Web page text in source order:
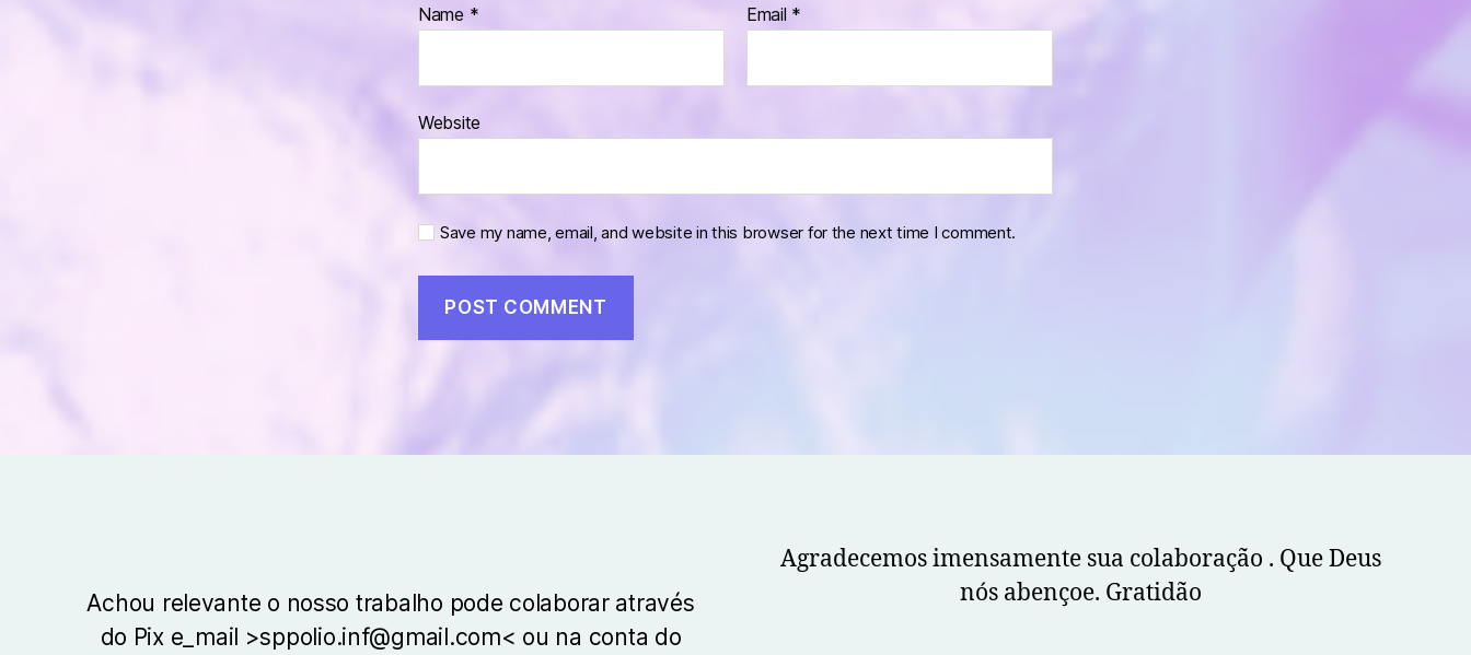
Name * Email *
Website
Save my name, email, and website in this browser for the next time I comment.
Achou relevante o nosso trabalho pode colaborar através
do Pix e_mail >sppolio.inf@gmail.com< ou na conta do
Agradecemos imensamente sua colaboração . Que Deus
nós abençoe. Gratidão